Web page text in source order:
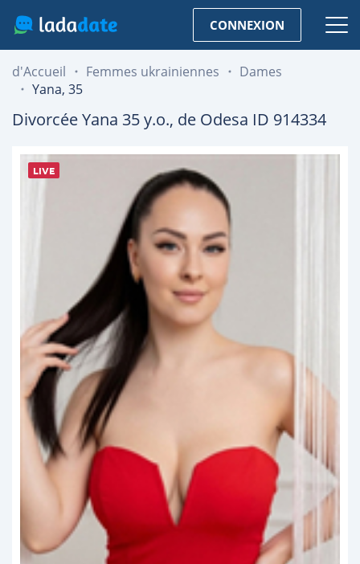
CONNEXION
d'Accueil Femmes ukrainiennes
Dames
Yana, 35
DivorcéeYana 35y.o., de Odesa ID 914334
LIVE